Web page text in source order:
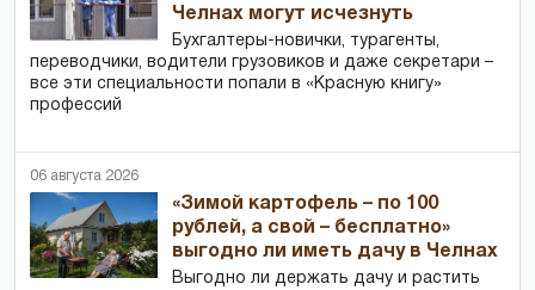
Челнах могут исчезнуть
Бухгалтеры-новички, тур­агенты,
переводчики, водители грузовиков и даже секретари –
все эти специальности попали в «Красную книгу»
профессий
06 августа 2026
«Зимой картофель – по 100
рублей, а свой – бесплатно»
выгодно ли иметь дачу в Челнах
Выгодно ли держать дачу и растить